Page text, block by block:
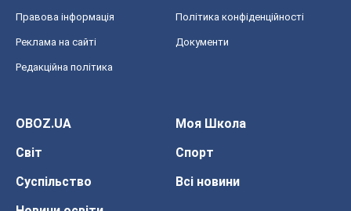
Правова інформація Політика конфіденційності
Реклама на сайті Документи
Редакційна політика
OBOZ.UA
Моя Школа
Світ
Спорт
Суспільство
Всі новини